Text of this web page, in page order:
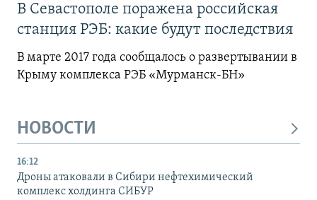
В Севастополе поражена российская
станция РЭБ: какие будут последствия
В марте 2017 года сообщалось о развертывании в
Крыму комплекса РЭБ «Мурманск-БН»
НОВОСТИ
16:12
Дроны атаковали в Сибири нефтехимический
комплекс холдинга СИБУР